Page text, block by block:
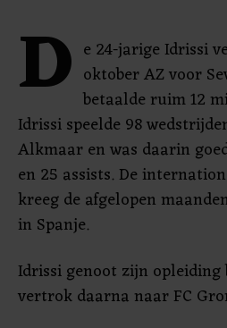
D e 24-jarige Idrissi
oktober AZ voor
betaalde ruim 12
Idrissi speelde 98
Alkmaar en was daarin
en 25 assists. De
kreeg de afgelopen
in Spanje.
Idrissi genoot zijn opleiding
vertrok daarna naar FC